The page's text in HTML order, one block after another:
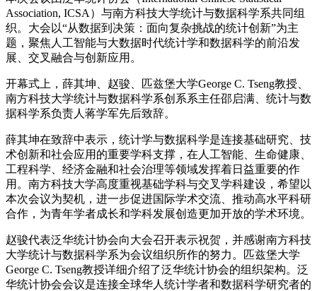
Association, ICSA）与南方科技大学统计与数据科学系共同组
织。大会以“从数据到决策：面向复杂挑战的统计创新”为主
题，聚焦人工智能与大数据时代统计学和数据科学的前沿发
展、交叉融合与创新应用。
开幕式上，薛其坤、赵骏、匹兹堡大学George C. Tseng教授、
南方科技大学统计与数据科学系创系系主任邵启满、统计与数
据科学系负责人蒋学军先后致辞。
薛其坤在致辞中表示，统计学与数据科学是连接基础研究、技
术创新和社会应用的重要学科支撑，在人工智能、生命健康、
工程科学、经济金融和社会治理等领域发挥着日益重要的作
用。南方科技大学高度重视基础学科与交叉学科建设，希望以
本次会议为契机，进一步促进国际学术交流、推动高水平科研
合作，为青年学者成长和学科发展创造更加开放的学术环境。
赵骏代表泛华统计协会向大会召开表示祝贺，并感谢南方科技
大学统计与数据科学系为会议组织所作的努力。匹兹堡大学
George C. Tseng教授详细介绍了泛华统计协会的组织架构。泛
华统计协会会议是连接全球华人统计学者和数据科学研究者的